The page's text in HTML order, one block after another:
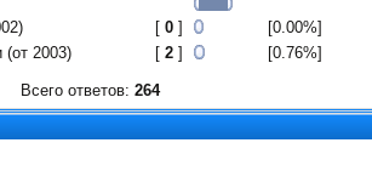
[ 0]
[0.00%]
(от 2003) [ 2] [0.76%]
Всего ответов: 264